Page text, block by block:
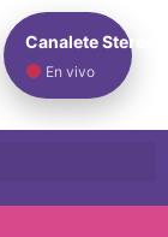
Canalete Stereo
En vivo